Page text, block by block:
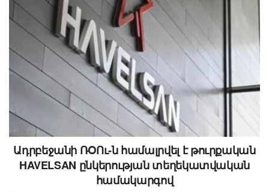
Ադրբեջանի ՌՕՈւ-ն համալրվել է թուրքական
HAVELSAN ընկերության տեղեկատվական
համակարգով